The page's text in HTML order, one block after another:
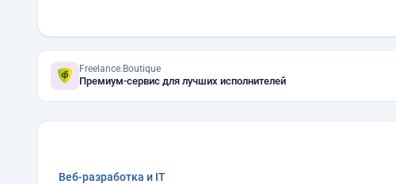
Freelance.Boutique
Премиум-сервис для лучших исполнителей
Веб-разработка и IT